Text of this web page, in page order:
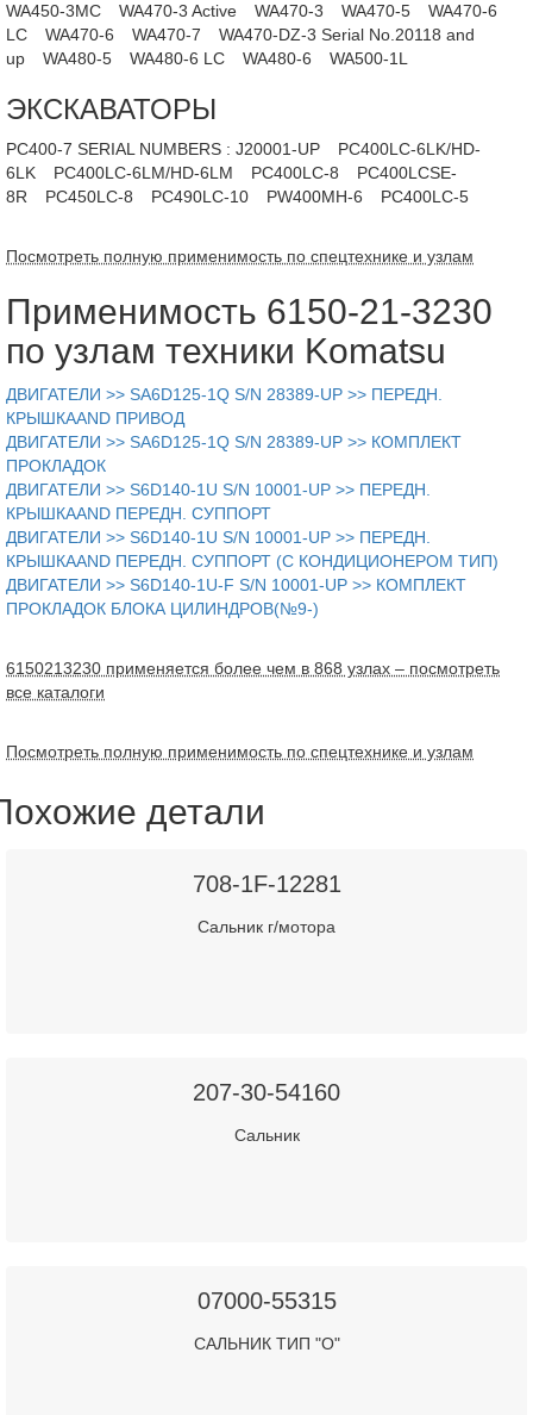
WA450-3MC WA470-3 Active WA470-3 WA470-5
WA470-6
LC
WA470-6 WA470-7
WA470-DZ-3 Serial No.20118 and
up
WA480-5 WA480-6 LC WA480-6 WA500-1L
ЭКСКАВАТОРЫ
PC400-7 SERIAL NUMBERS : J20001-UP
PC400LC-6LK/HD-
6LK
PC400LC-6LM/HD-6LM PC400LC-8
PC400LCSE-
8R
PC450LC-8 PC490LC-10 PW400MH-6 PC400LC-5
Посмотреть полную применимость по спецтехнике и узлам
Применимость 6150-21-3230
по узлам техники Komatsu
ДВИГАТЕЛИ >> SA6D125-1Q S/N 28389-UP >> ПЕРЕДН.
КРЫШКАAND ПРИВОД
ДВИГАТЕЛИ >> SA6D125-1Q S/N 28389-UP >> КОМПЛЕКТ
ПРОКЛАДОК
ДВИГАТЕЛИ >> S6D140-1U S/N 10001-UP >> ПЕРЕДН.
КРЫШКАAND ПЕРЕДН. СУППОРТ
ДВИГАТЕЛИ >> S6D140-1U S/N 10001-UP >> ПЕРЕДН.
КРЫШКАAND ПЕРЕДН. СУППОРТ (С КОНДИЦИОНЕРОМ ТИП)
ДВИГАТЕЛИ >> S6D140-1U-F S/N 10001-UP >> КОМПЛЕКТ
ПРОКЛАДОК БЛОКА ЦИЛИНДРОВ(№9-)
6150213230 применяется более чем в 868 узлах – посмотреть
все каталоги
Посмотреть полную применимость по спецтехнике и узлам
детали
708-1F-12281
Сальник г/мотора
207-30-54160
Сальник
07000-55315
САЛЬНИК ТИП "О"